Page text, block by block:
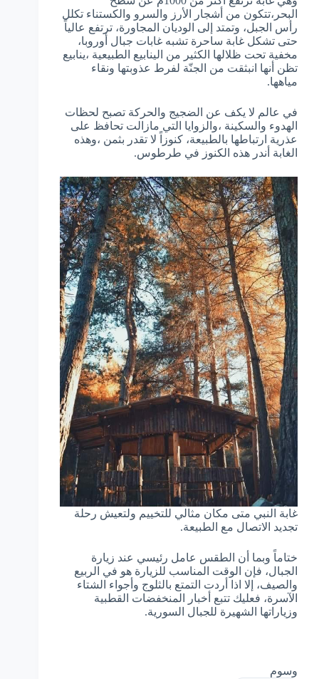
البحر،تتكون من أشجار الأرز والسرو والكستناء تكلل
رأس الجبل، وتمتد إلى الوديان المجاورة، ترتفع عالياً
حتى تشكل غابة ساحرة تشبه غابات جبال أوروبا،
مخفية تحت ظلالها الكثير من الينابيع الطبيعية ،ينابيع
تظن أنها انبثقت من الجنّة لفرط عذوبتها ونقاء
مياهها.
في عالم لا يكف عن الضجيج والحركة تصبح لحظات
الهدوء والسكينة ،والزوايا التي مازالت تحافظ على
عذرية ارتباطها بالطبيعة، كنوزاً لا تقدر بثمن ،وهذه
الغابة أندر هذه الكنوز في طرطوس.
غابة النبي متى مكان مثالي للتخييم ولتعيش رحلة
تجديد الاتصال مع الطبيعة.
ختاماً وبما أن الطقس عامل رئيسي عند زيارة
الجبال، فإن الوقت المناسب للزيارة هو في الربيع
والصيف، إلا اذا أردت التمتع بالثلوج وأجواء الشتاء
الآسرة، فعليك تتبع أخبار المنخفضات القطبية
وزياراتها الشهيرة للجبال السورية.
وسوم